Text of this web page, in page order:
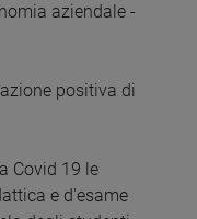
aziendale -
positiva di
Covid 19 le
e d'esame